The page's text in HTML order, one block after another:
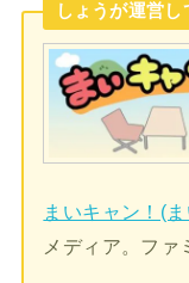
しょうが運営
まいキャン！(
メディア。フ